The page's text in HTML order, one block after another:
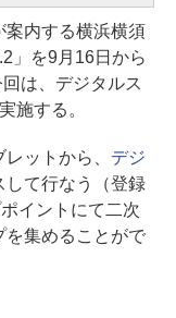
内する横浜横須
」を9月16日から
は、デジタルス
施する。
ットから、 デジ
して行なう（登録
イントにて二次
を集めることがで